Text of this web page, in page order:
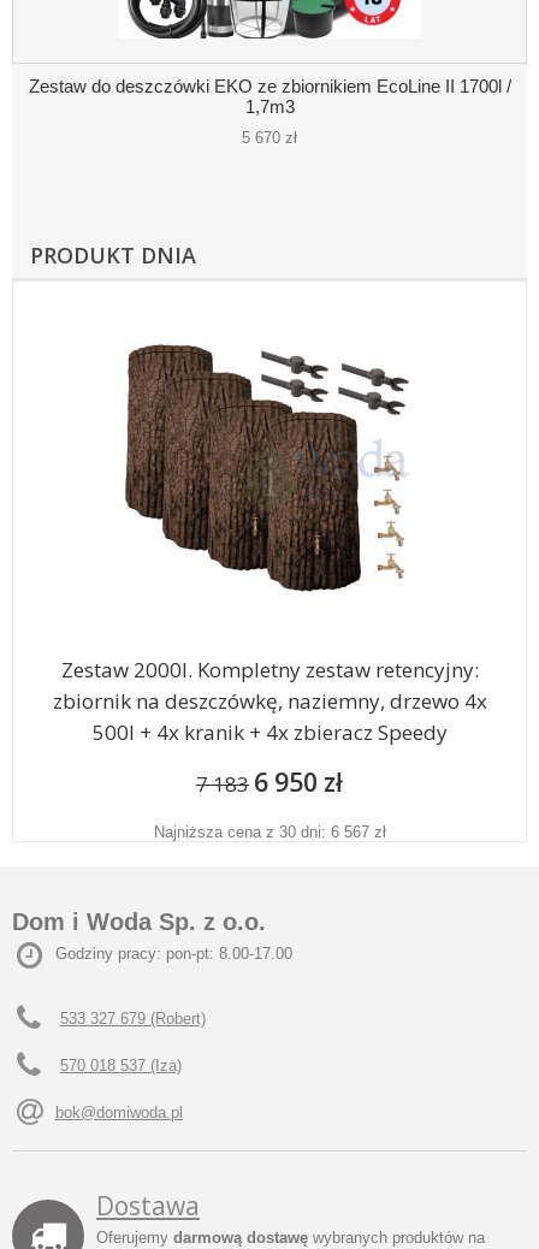
Zestaw do deszczówki EKO ze zbiornikiem EcoLine II 1700l /
1,7m3
5 670 zł
PRODUKT DNIA
Zestaw 2000l. Kompletny zestaw retencyjny:
zbiornik na deszczówkę, naziemny, drzewo 4x
500l + 4x kranik + 4x zbieracz Speedy
7 183 6 950 zł
Najniższa cena z 30 dni: 6 567 zł
Dom i Woda Sp. z o.o.
Godziny pracy: pon-pt: 8.00-17.00
533 327 679 (Robert)
570 018 537 (Iza)
bok@domiwoda.pl
Dostawa
Oferujemy darmową dostawę wybranych produktów na